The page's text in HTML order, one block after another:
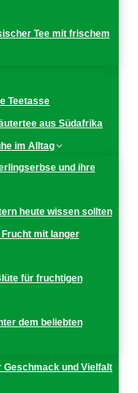
Tee mit frischem
Teetasse
aus Südafrika
im Alltag
und ihre
heute wissen sollten
mit langer
für fruchtigen
dem beliebten
Geschmack und Vielfalt